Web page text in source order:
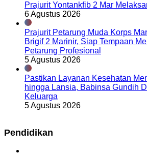
Prajurit Yontankfib 2 Mar
6 Agustus 2026
Prajurit Petarung Muda Korps
Brigif 2 Marinir, Siap Tempaan
Petarung Profesional
5 Agustus 2026
Pastikan Layanan Kesehatan
hingga Lansia, Babinsa Gundih
Keluarga
5 Agustus 2026
Pendidikan